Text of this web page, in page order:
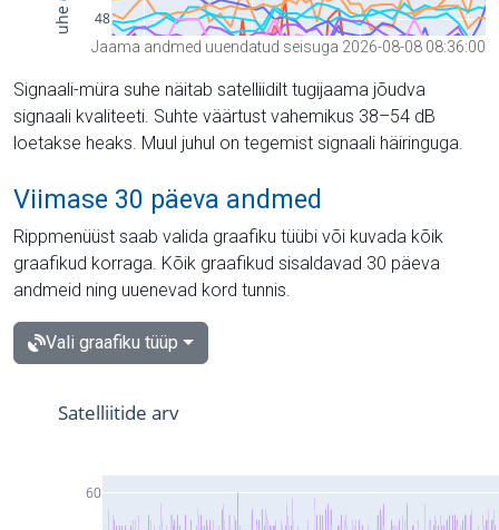
Jaama andmed uuendatud seisuga 2026-08-08 08:36:00
Signaali-müra suhe näitab satelliidilt tugijaama jõudva
signaali kvaliteeti. Suhte väärtust vahemikus 38–54 dB
loetakse heaks. Muul juhul on tegemist signaali häiringuga.
Viimase 30 päeva andmed
Rippmenüüst saab valida graafiku tüübi või kuvada kõik
graafikud korraga. Kõik graafikud sisaldavad 30 päeva
andmeid ning uuenevad kord tunnis.
Vali graafiku tüüp
60
Satelliitide arv